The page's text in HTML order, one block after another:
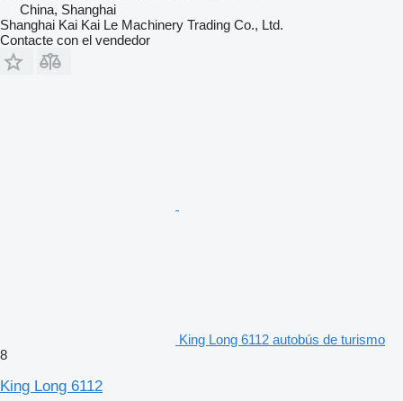
China, Shanghai
Shanghai Kai Kai Le Machinery Trading Co., Ltd.
Contacte con el vendedor
King Long 6112 autobús de turismo
8
King Long 6112